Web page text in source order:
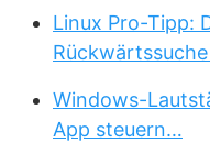
Linux Pro-Tipp:
Windows-
App steuern…